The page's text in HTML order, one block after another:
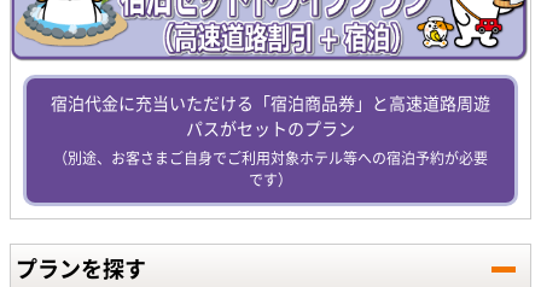
宿泊代金に充当いただける「宿泊商品券」と高速道路周遊
パスがセットのプラン
（別途、お客さまご自身でご利用対象ホテル等への宿泊予約が必要
です）
プランを探す